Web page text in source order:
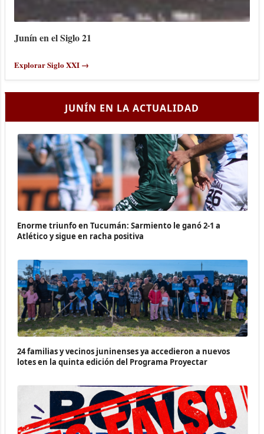
Junín en el Siglo 21
Explorar Siglo XXI →
JUNÍN EN LA ACTUALIDAD
Enorme triunfo en Tucumán: Sarmiento le ganó 2-1 a
Atlético y sigue en racha positiva
24 familias y vecinos juninenses ya accedieron a nuevos
lotes en la quinta edición del Programa Proyectar